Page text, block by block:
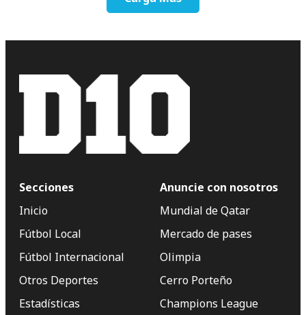
Secciones
Inicio
Fútbol Local
Fútbol Internacional
Otros Deportes
Estadísticas
Anuncie con nosotros
Mundial de Qatar
Mercado de pases
Olimpia
Cerro Porteño
Champions League